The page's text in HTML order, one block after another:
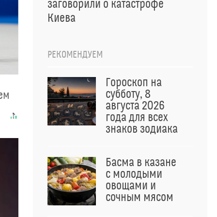
заговорили о катастрофе
Киева
РЕКОМЕНДУЕМ
Гороскоп на
субботу, 8
августа 2026
года для всех
знаков зодиака
Басма в казане
с молодыми
овощами и
сочным мясом